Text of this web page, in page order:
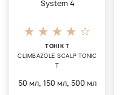
System 4
ТОНІК Т
CLIMBAZOLE SCALP TONIC
T
50 мл, 150 мл, 500 мл